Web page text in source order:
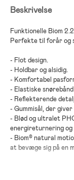
Beskrivelse
Funktionelle Biom
Perfekte til forår og
- Flot design.
- Holdbar og alsidig.
- Komfortabel
- Elastiske
- Reflekterende
- Gummisål, der
- Blød og ultralet
energireturnering
- Biom® natural
at bevæge sig på en
- Læder,